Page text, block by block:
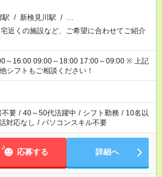
駅 / 新検見川駅 / …
くの施設など、ご希望に合わせてご紹介
16:00 09:00～18:00 17:00～09:00 ※ 上記
シフトもご相談ください！
不要 / 40～50代活躍中 / シフト勤務 / 10名以
対応なし / パソコンスキル不要
応募する 詳細へ